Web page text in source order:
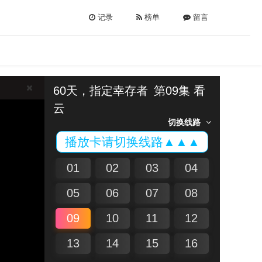
记录 榜单 留言
60天，指定幸存者 第09集 看
云
切换线路
播放卡请切换线路▲▲▲
01 02 03
04
05
06 07
08
09
10 11
12
13
14 15 16